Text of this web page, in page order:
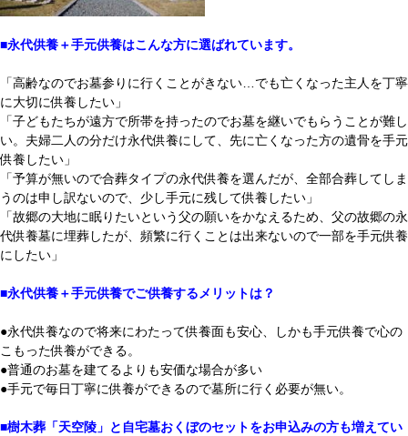
■永代供養＋手元供養はこんな方に選ばれています。
「高齢なのでお墓参りに行くことがきない…でも亡くなった主人を丁寧
に大切に供養したい」
「子どもたちが遠方で所帯を持ったのでお墓を継いでもらうことが難し
い。夫婦二人の分だけ永代供養にして、先に亡くなった方の遺骨を手元
供養したい」
「予算が無いので合葬タイプの永代供養を選んだが、全部合葬してしま
うのは申し訳ないので、少し手元に残して供養したい」
「故郷の大地に眠りたいという父の願いをかなえるため、父の故郷の永
代供養墓に埋葬したが、頻繁に行くことは出来ないので一部を手元供養
にしたい」
■永代供養＋手元供養でご供養するメリットは？
●永代供養なので将来にわたって供養面も安心、しかも手元供養で心の
こもった供養ができる。
●普通のお墓を建てるよりも安価な場合が多い
●手元で毎日丁寧に供養ができるので墓所に行く必要が無い。
■樹木葬「天空陵」と自宅墓おくぼのセットをお申込みの方も増えてい